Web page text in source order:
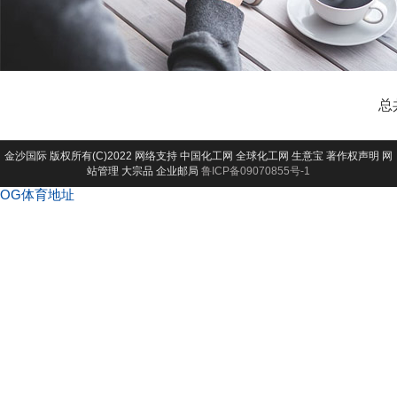
总
金沙国际 版权所有(C)2022 网络支持 中国化工网 全球化工网 生意宝 著作权声明 网
站管理 大宗品 企业邮局 鲁ICP备09070855号-1
OG体育地址